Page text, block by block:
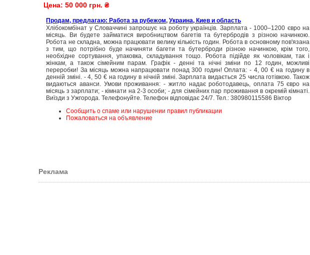
Цена: 50 000 грн. ₴
Продам, предлагаю: Работа за рубежом,Украина, Киев и область
Хлібокомбінат у Словаччині запрошує на роботу українців. Зарплата - 1000–1200 євро на
місяць. Ви будете займатися виробництвом багетів та бутербродів з різною начинкою.
Робота не складна, можна працювати велику кількість годин. Робота в основному пов'язана
з тим, що потрібно буде начиняти багети та бутерброди різною начинкою, крім того,
необхідне сортування, упаковка, складування тощо. Робота підійде як чоловікам, так і
жінкам, а також сімейним парам. Графік - денні та нічні зміни по 12 годин, можливі
переробки! За місяць можна напрацювати понад 300 годин! Оплата: - 4, 00 € на годину в
денній зміні. - 4, 50 € на годину в нічній зміні. Зарплата видається 25 числа готівкою. Також
видаються аванси. Умови проживання: - житло надає роботодавець, оплата 75 євро на
місяць з зарплати; - кімнати на 2-3 особи; - для сімейних пар проживання в окремій кімнаті.
Виїзди з Ужгорода. Телефонуйте. Телефон відповідає 24/7. Тел.: 380980115586 Вiктор
Сообщить о спаме или нарушении правил публикации
Пожаловаться на объявление
Реклама